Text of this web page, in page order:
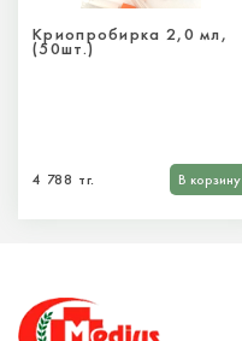
Криопробирка 2,0 мл,
(50шт.)
4 788 тг. В корзину